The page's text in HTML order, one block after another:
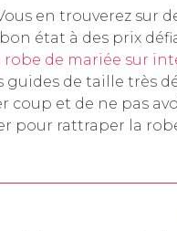
en trouverez sur
état à des prix
robe de mariée sur
de taille très
coup et de ne pas
pour rattraper la